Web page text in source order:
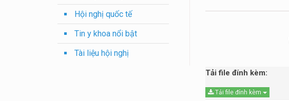
Hội nghị quốc tế
Tin y khoa nổi bật
Tài liệu hội nghị
Tải file đính kèm:
Tải file đính kèm